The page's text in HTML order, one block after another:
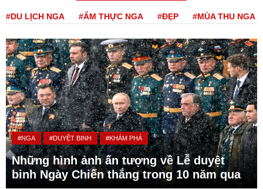
#DU LỊCH NGA #ẨM THỰC NGA #ĐẸP #MÙA THU NGA
#NGA #DUYỆT BINH #KHÁM PHÁ
Những hình ảnh ấn tượng về Lễ duyệt
binh Ngày Chiến thắng trong 10 năm qua